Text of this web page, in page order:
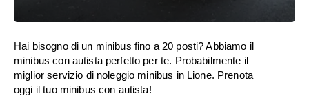
Hai bisogno di un minibus fino a 20 posti? Abbiamo il
minibus con autista perfetto per te. Probabilmente il
miglior servizio di noleggio minibus in Lione. Prenota
oggi il tuo minibus con autista!